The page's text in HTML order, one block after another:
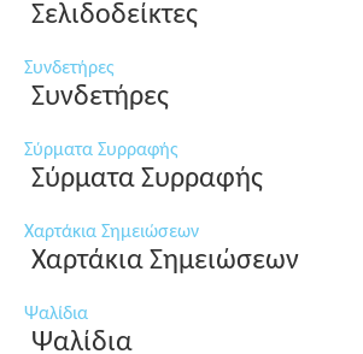
Σελιδοδείκτες
Συνδετήρες
Συνδετήρες
Σύρματα Συρραφής
Σύρματα Συρραφής
Χαρτάκια Σημειώσεων
Χαρτάκια Σημειώσεων
Ψαλίδια
Ψαλίδια